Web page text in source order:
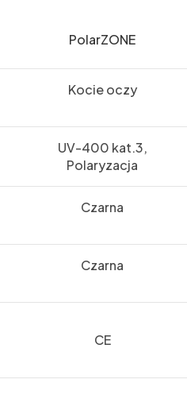
PolarZONE
Kocie oczy
UV-400 kat.3,
Polaryzacja
Czarna
Czarna
CE